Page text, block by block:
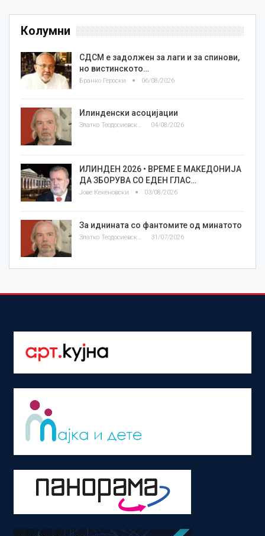
Колумни
СДСМ е задолжен за лаги и за спинови,
но вистинското…
Бранко Героски 06/08/2026
Илинденски асоцијации
Златко Теодосиевски 04/08/2026
ИЛИНДЕН 2026 • ВРЕМЕ Е МАКЕДОНИЈА
ДА ЗБОРУВА СО ЕДЕН ГЛАС…
Јове Кекеновски 03/08/2026
За иднината со фантомите од минатото
31/07/2026